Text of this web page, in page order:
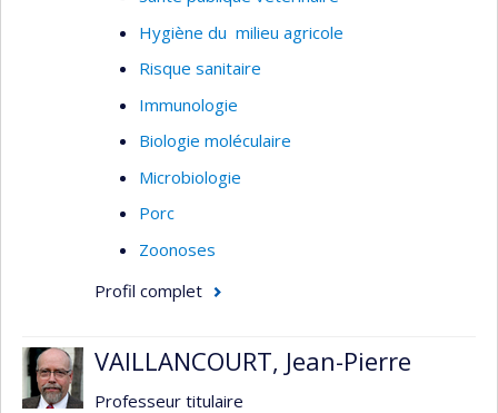
campylobactériose, infections aux E. coli,
yersiniose, antibiorésistance), parasitaire
(giardiase, cryptosporidiose, taeniasis/
neurocysticercose) et virale (rage,
norovirus)
Hygiène du milieu agricole
Risque sanitaire
Immunologie
Biologie moléculaire
Microbiologie
Porc
Zoonoses
Profil complet
VAILLANCOURT, Jean-Pierre
Professeur titulaire